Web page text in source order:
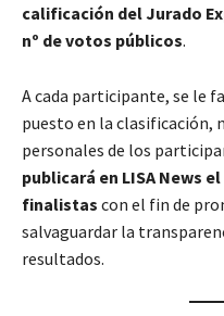
calificación del Jurado
nº de votos públicos.
A cada participante, se le
puesto en la clasificación,
personales de los
publicará en LISA News
finalistas con el fin de
salvaguardar la
resultados.